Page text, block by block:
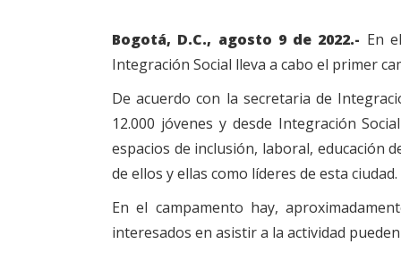
Bogotá, D.C., agosto 9 de 2022.- En
Integración Social lleva a cabo el primer
De acuerdo con la secretaria de
12.000 jóvenes y desde Integración
espacios de inclusión, laboral, educación
de ellos y ellas como líderes de esta ciudad.
En el campamento hay,
interesados en asistir a la actividad